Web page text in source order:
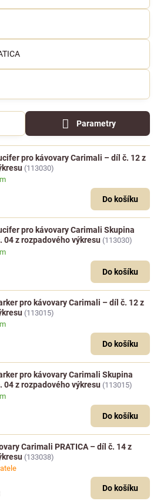
Parametry
pro kávovary Carimali – díl č. 12 z
(113030)
Do košíku
pro kávovary Carimali Skupina
04 z rozpadového výkresu (113030)
Do košíku
pro kávovary Carimali – díl č. 12 z
(113015)
Do košíku
pro kávovary Carimali Skupina
04 z rozpadového výkresu (113015)
Do košíku
Carimali PRATICA – díl č. 14 z
(133038)
Do košíku